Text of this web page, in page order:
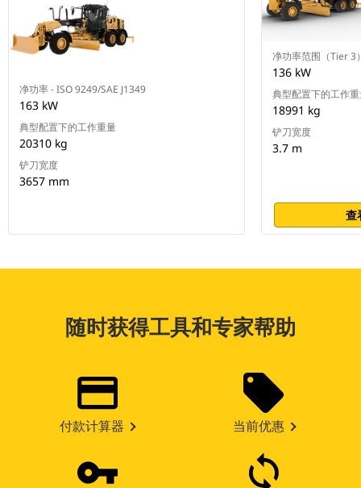
净功率 - ISO 9249/SAE J1349
163 kW
典型配置下的工作重量
20310 kg
铲刀宽度
3657 mm
净功率范围（Tier 3
136 kW
典型配置下的工作
18991 kg
铲刀宽度
3.7 m
查
随时获得工具和专家帮助
付款计算器 当前优惠